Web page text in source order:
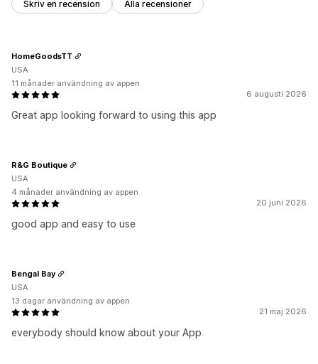
Skriv en recension Alla recensioner
6 augusti 2026
Great app looking forward to using this app
HomeGoodsTT
USA
11 månader användning av appen
20 juni 2026
good app and easy to use
R&G Boutique
USA
4 månader användning av appen
21 maj 2026
everybody should know about your App
Bengal Bay
USA
13 dagar användning av appen